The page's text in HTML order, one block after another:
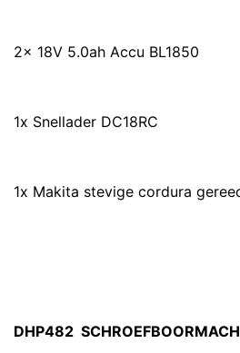
2x 18V 5.0ah Accu BL1850
1x Snellader DC18RC
1x Makita stevige cordura
DHP482